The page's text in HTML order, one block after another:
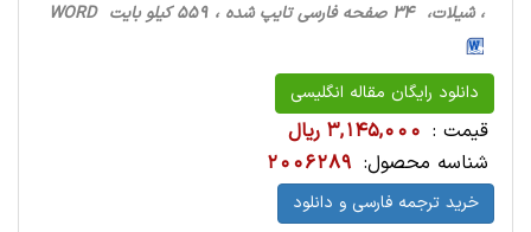
، شیلات، 34 صفحه فارسی تایپ شده ، 559 کیلو بایت WORD
دانلود رایگان مقاله انگلیسی
قیمت : 3,145,000 ریال
شناسه محصول: 2006289
خرید ترجمه فارسی و دانلود